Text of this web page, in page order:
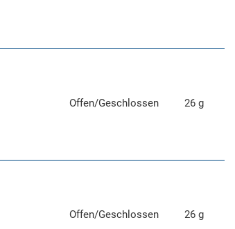
Offen/Geschlossen 26 g
Offen/Geschlossen 26 g